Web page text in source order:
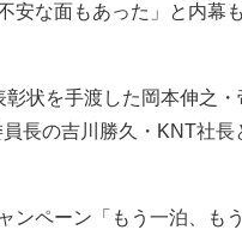
安な面もあった」と内幕
状を手渡した岡本伸之
長の吉川勝久・KNT社
ンペーン「もう一泊、も